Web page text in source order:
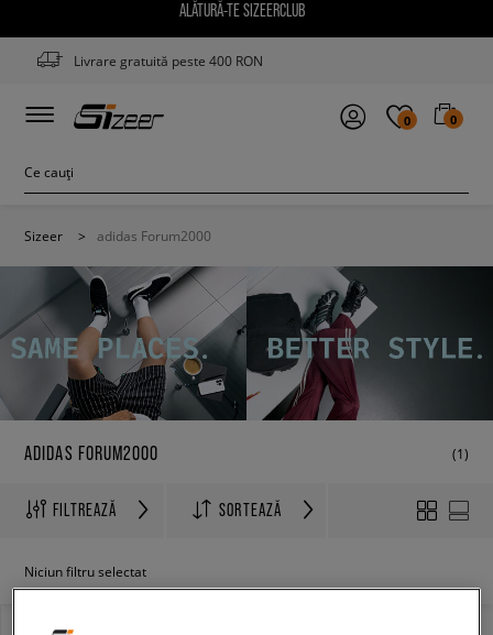
ALĂTURĂ-TE SIZEERCLUB
Livrare gratuită peste 400 RON
0 0
Sizeer > adidas Forum2000
ADIDAS FORUM2000 (1)
FILTREAZĂ SORTEAZĂ
Niciun filtru selectat